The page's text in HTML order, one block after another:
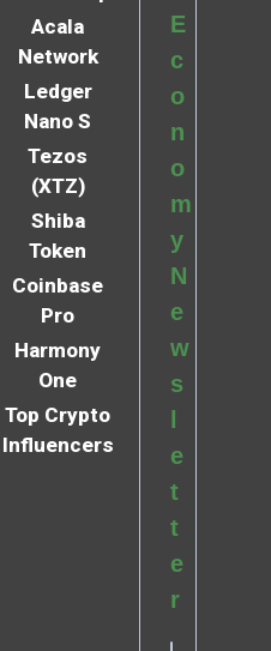
Acala
Network
Ledger
Nano S
Tezos
(XTZ)
Shiba
Token
Coinbase
Pro
Harmony
One
Top Crypto
Influencers
E
c
o
n
o
m
y
N
e
w
s
e
t
t
e
r